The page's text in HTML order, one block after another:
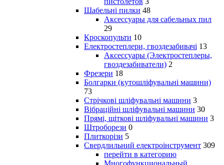
Шабельні пилки 48
Аксессуары для сабельных пил
29
Кроскопульти 10
Електростеплери, гвоздезабивачі 13
Аксессуары (Электростеплеры,
гвоздезабиватели) 2
Фрезери 18
Болгарки (кутошліфувальні машини)
73
Стрічкові шліфувальні машини 3
Вібраційні шліфувальні машини 30
Прямі, щіткові шліфувальні машини 3
Штроборези 0
Плиткорізи 5
Свердлильний електроінструмент 309
перейти в категорию
Многофункциональный